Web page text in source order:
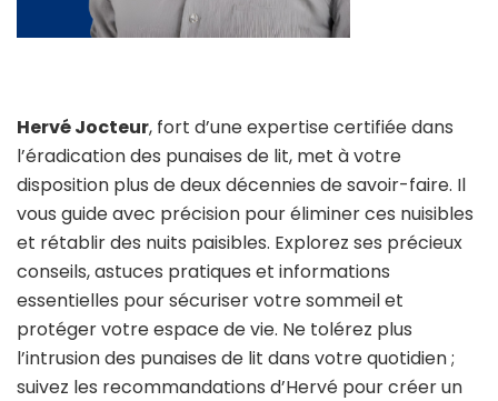
Hervé Jocteur, fort d’une expertise certifiée dans
l’éradication des punaises de lit, met à votre
disposition plus de deux décennies de savoir-faire. Il
vous guide avec précision pour éliminer ces nuisibles
et rétablir des nuits paisibles. Explorez ses précieux
conseils, astuces pratiques et informations
essentielles pour sécuriser votre sommeil et
protéger votre espace de vie. Ne tolérez plus
l’intrusion des punaises de lit dans votre quotidien ;
suivez les recommandations d’Hervé pour créer un